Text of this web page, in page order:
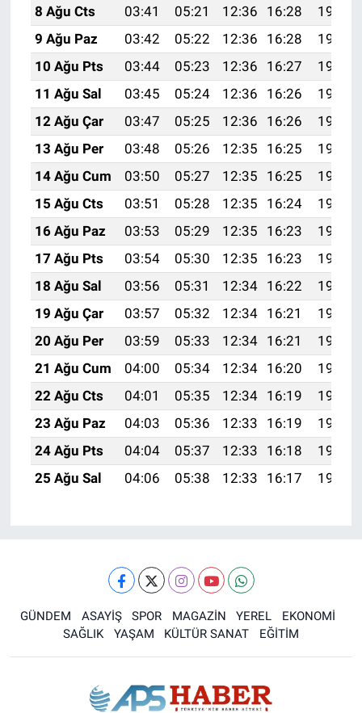
8 Ağu Cts 03:41 05:21 12:36 16:28
19:41
9 Ağu Paz
03:42 05:22 12:36 16:28
19:40
10 Ağu Pts
03:44 05:23 12:36 16:27
19:39
11 Ağu Sal
03:45 05:24 12:36 16:26
19:37
12 Ağu Çar
03:47 05:25 12:36 16:26
19:36
13 Ağu Per
03:48 05:26 12:35 16:25
19:35
14 Ağu Cum
03:50 05:27 12:35 16:25
19:33
15 Ağu Cts
03:51 05:28 12:35 16:24
19:32
16 Ağu Paz
03:53 05:29 12:35 16:23
19:31
17 Ağu Pts
03:54 05:30 12:35 16:23
19:29
18 Ağu Sal
03:56 05:31 12:34 16:22
19:28
19 Ağu Çar
03:57 05:32 12:34 16:21
19:26
20 Ağu Per
03:59 05:33 12:34 16:21
19:25
21 Ağu Cum
04:00 05:34 12:34 16:20
19:23
22 Ağu Cts
04:01 05:35 12:34 16:19
19:22
23 Ağu Paz
04:03 05:36 12:33 16:19
19:20
24 Ağu Pts
04:04 05:37 12:33 16:18
19:19
25 Ağu Sal
04:06 05:38 12:33 16:17 19:17
GÜNDEM ASAYİŞ SPOR MAGAZİN YEREL
EKONOMİ
SAĞLIK
YAŞAM KÜLTÜR SANAT EĞİTİM